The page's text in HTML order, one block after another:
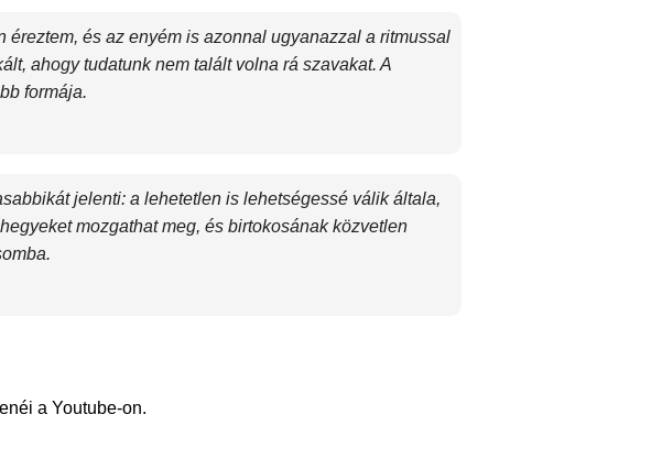
éreztem, és az enyém is azonnal ugyanazzal a ritmussal
ahogy tudatunk nem talált volna rá szavakat. A
formája.
jelenti: a lehetetlen is lehetségessé válik általa,
mozgathat meg, és birtokosának közvetlen
a Youtube-on.